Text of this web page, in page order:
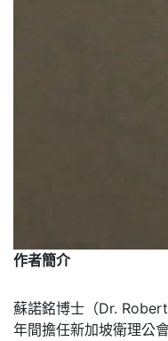
作者簡介
蘇諾銘博士（Dr.
年間擔任新加坡衛理公